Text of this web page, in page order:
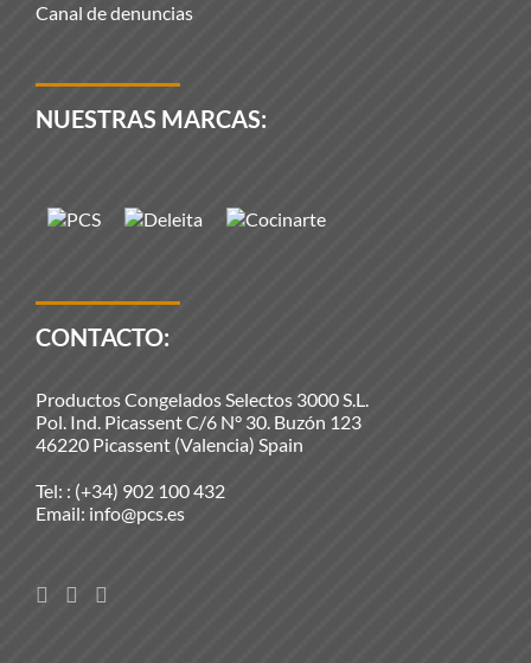
Canal de denuncias
NUESTRAS MARCAS:
CONTACTO:
Productos Congelados Selectos 3000 S.L.
Pol. Ind. Picassent C/6 N° 30. Buzón 123
46220 Picassent (Valencia) Spain
Tel: : (+34) 902 100 432
Email: info@pcs.es